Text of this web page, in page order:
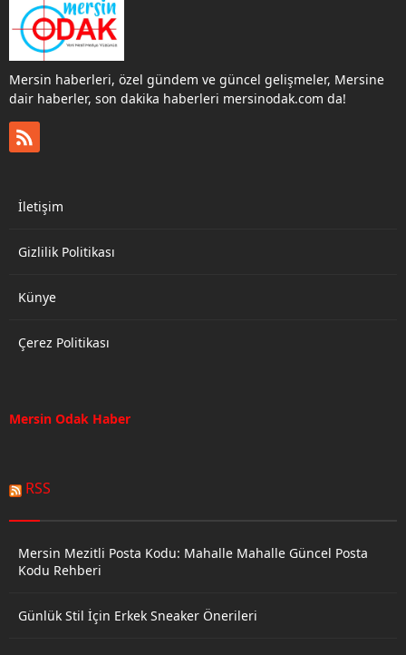
Metin Dağsuyu, Yeni yıl,
hayatınızda olumlu
değişiklikler yapmaya
kararlı olmak için harika
bir zamandır. Bu
değişiklikleri uygulamaya
koyarsanız zamanla
bunlar alışkanlık haline
gelerek iyi bir ağız
Mersin haberleri, özel gündem ve güncel gelişmeler, Mersine
dair haberler, son dakika haberleri mersinodak.com da!
İletişim
Gizlilik Politikası
Künye
Çerez Politikası
Mersin Odak Haber
RSS
Mersin Mezitli Posta Kodu: Mahalle Mahalle Güncel Posta
Kodu Rehberi
Günlük Stil İçin Erkek Sneaker Önerileri